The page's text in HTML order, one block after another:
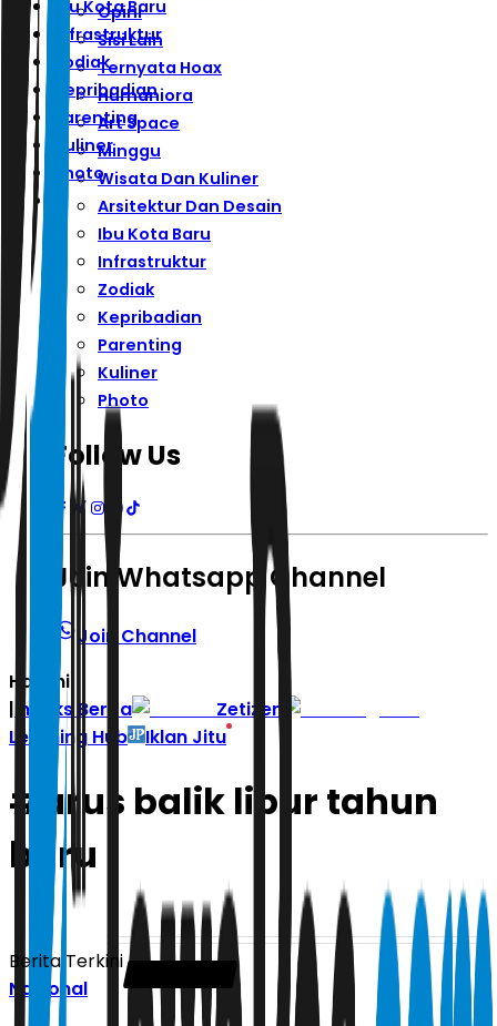
Ibu Kota Baru
Infrastruktur
Zodiak
Kepribadian
Parenting
Kuliner
Photo
Opini
Sisi Lain
Ternyata Hoax
Humaniora
Art Space
Minggu
Wisata Dan Kuliner
Arsitektur Dan Desain
Ibu Kota Baru
Infrastruktur
Zodiak
Kepribadian
Parenting
Kuliner
Photo
Follow Us
Join Whatsapp Channel
Join Channel
Hari ini
|Indeks Berita
Zetizen
Learning Hub
Iklan Jitu
# arus balik libur tahun
baru
Berita Terkini
Nasional